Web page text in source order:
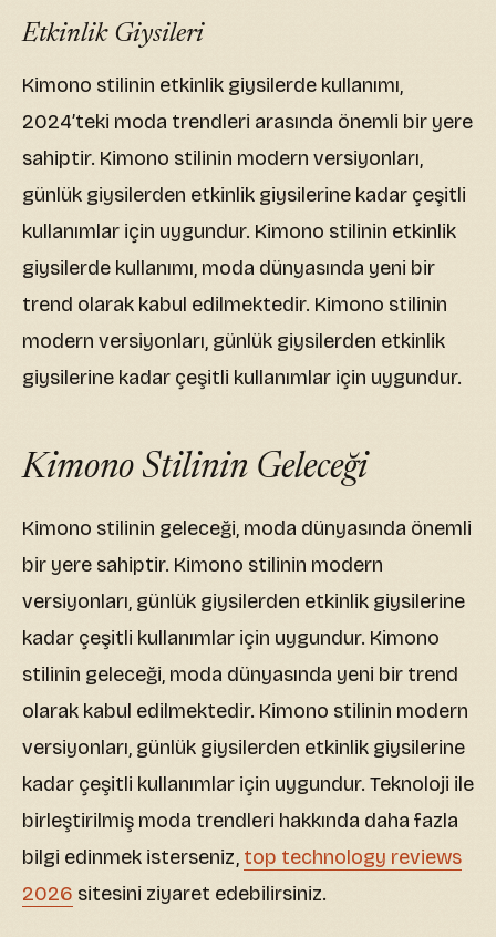
Etkinlik Giysileri
Kimono stilinin etkinlik giysilerde kullanımı,
2024’teki moda trendleri arasında önemli bir yere
sahiptir. Kimono stilinin modern versiyonları,
günlük giysilerden etkinlik giysilerine kadar çeşitli
kullanımlar için uygundur. Kimono stilinin etkinlik
giysilerde kullanımı, moda dünyasında yeni bir
trend olarak kabul edilmektedir. Kimono stilinin
modern versiyonları, günlük giysilerden etkinlik
giysilerine kadar çeşitli kullanımlar için uygundur.
Kimono Stilinin Geleceği
Kimono stilinin geleceği, moda dünyasında önemli
bir yere sahiptir. Kimono stilinin modern
versiyonları, günlük giysilerden etkinlik giysilerine
kadar çeşitli kullanımlar için uygundur. Kimono
stilinin geleceği, moda dünyasında yeni bir trend
olarak kabul edilmektedir. Kimono stilinin modern
versiyonları, günlük giysilerden etkinlik giysilerine
kadar çeşitli kullanımlar için uygundur. Teknoloji ile
birleştirilmiş moda trendleri hakkında daha fazla
bilgi edinmek isterseniz, top technology reviews
2026 sitesini ziyaret edebilirsiniz.